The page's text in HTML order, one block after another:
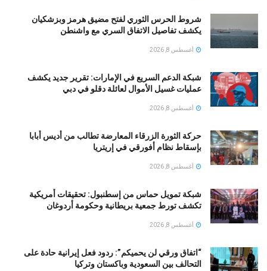
شروط الحرس الثوري لفتح مضيق هرمز وبزشكيان
يكشف تفاصيل الاتفاق السري مع واشنطن
أغسطس 8, 2026
شبكة الدعم السريع في الإمارات: تقرير جديد يكشف
عمليات غسيل الأموال لعائلة دقلو في دبي
أغسطس 8, 2026
حركة الثورة الزرقاء المعارضة تطالب من أديس أبابا
بإسقاط نظام أفورقي في إريتريا
أغسطس 8, 2026
شبكة تمويل حماس من إسطنبول: تحقيقات أمريكية
تكشف تورط جمعية بريطانية وحكومة أردوغان
أغسطس 8, 2026
“اتفاق ورقي لن يحميكم”: ردود فعل إيرانية حادة على
التحالف بين السعودية وباكستان وتركيا